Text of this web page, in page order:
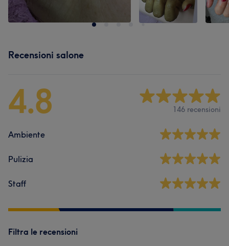
Recensioni salone
4.8 146 recensioni
Ambiente
Pulizia
Staff
Filtra le recensioni